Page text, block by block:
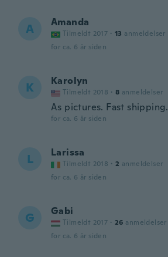
A Amanda
Tilmeldt 2017 · 13 anmeldelser
for ca. 6 år siden
K Karolyn
Tilmeldt 2018 · 8 anmeldelser
As pictures. Fast shipping.
for ca. 6 år siden
L Larissa
Tilmeldt 2018 · 2 anmeldelser
for ca. 6 år siden
G Gabi
Tilmeldt 2017 · 26 anmeldelser
for ca. 6 år siden